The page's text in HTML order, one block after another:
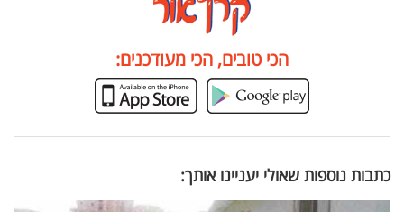
הכי טובים, הכי מעודכנים:
כתבות נוספות שאולי יעניינו אותך: